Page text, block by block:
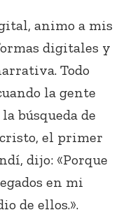
animo a mis
digitales y
Todo
la gente
búsqueda de
el primer
dijo: «Porque
en mi
de ellos.».